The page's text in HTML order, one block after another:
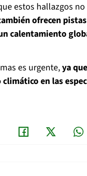
estos hallazgos
ofrecen
calentamiento
es urgente,ya
en las